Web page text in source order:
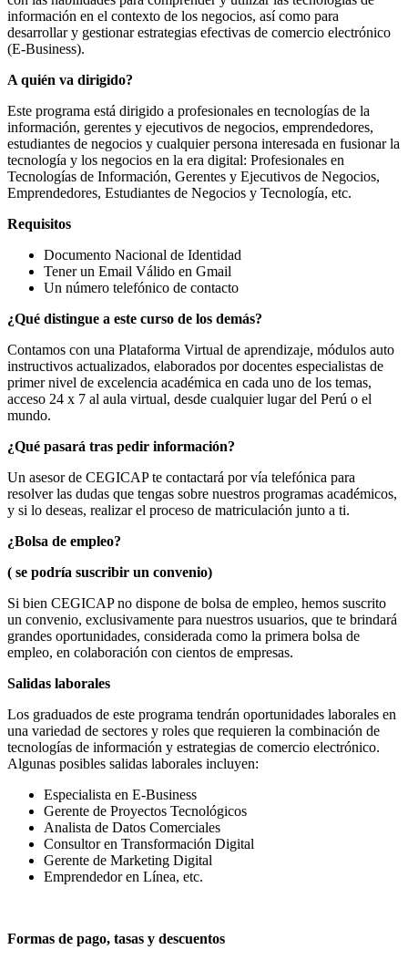
información en el contexto de los negocios, así como para
desarrollar y gestionar estrategias efectivas de comercio electrónico
(E-Business).
A quién va dirigido?
Este programa está dirigido a profesionales en tecnologías de la
información, gerentes y ejecutivos de negocios, emprendedores,
estudiantes de negocios y cualquier persona interesada en fusionar la
tecnología y los negocios en la era digital: Profesionales en
Tecnologías de Información, Gerentes y Ejecutivos de Negocios,
Emprendedores, Estudiantes de Negocios y Tecnología, etc.
Requisitos
Documento Nacional de Identidad
Tener un Email Válido en Gmail
Un número telefónico de contacto
¿Qué distingue a este curso de los demás?
Contamos con una Plataforma Virtual de aprendizaje, módulos auto
instructivos actualizados, elaborados por docentes especialistas de
primer nivel de excelencia académica en cada uno de los temas,
acceso 24 x 7 al aula virtual, desde cualquier lugar del Perú o el
mundo.
¿Qué pasará tras pedir información?
Un asesor de CEGICAP te contactará por vía telefónica para
resolver las dudas que tengas sobre nuestros programas académicos,
y si lo deseas, realizar el proceso de matriculación junto a ti.
¿Bolsa de empleo?
( se podría suscribir un convenio)
Si bien CEGICAP no dispone de bolsa de empleo, hemos suscrito
un convenio, exclusivamente para nuestros usuarios, que te brindará
grandes oportunidades, considerada como la primera bolsa de
empleo, en colaboración con cientos de empresas.
Salidas laborales
Los graduados de este programa tendrán oportunidades laborales en
una variedad de sectores y roles que requieren la combinación de
tecnologías de información y estrategias de comercio electrónico.
Algunas posibles salidas laborales incluyen:
Especialista en E-Business
Gerente de Proyectos Tecnológicos
Analista de Datos Comerciales
Consultor en Transformación Digital
Gerente de Marketing Digital
Emprendedor en Línea, etc.
Formas de pago, tasas y descuentos